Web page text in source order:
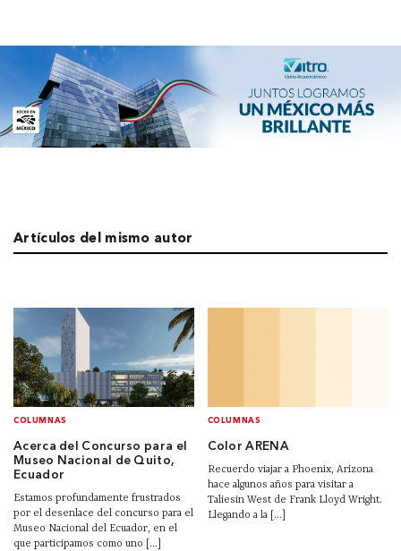
Artículos del mismo autor
COLUMNAS
Acerca del Concurso para el
Museo Nacional de Quito,
Ecuador
Estamos profundamente frustrados
por el desenlace del concurso para el
Museo Nacional del Ecuador, en el
que participamos como uno [...]
COLUMNAS
Color ARENA
Recuerdo viajar a Phoenix, Arizona
hace algunos años para visitar a
Taliesin West de Frank Lloyd Wright.
Llegando a la [...]